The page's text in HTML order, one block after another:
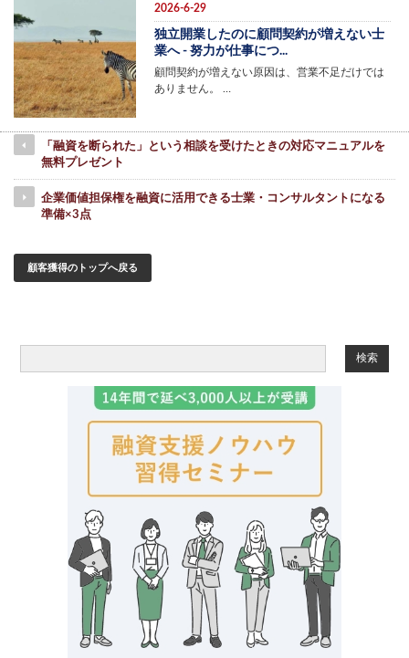
2026-6-29
独立開業したのに顧問契約が増えない士
業へ - 努力が仕事につ...
顧問契約が増えない原因は、営業不足だけでは
ありません。 …
「融資を断られた」という相談を受けたときの対応マニュアルを
無料プレゼント
企業価値担保権を融資に活用できる士業・コンサルタントになる
準備×3点
顧客獲得のトップへ戻る